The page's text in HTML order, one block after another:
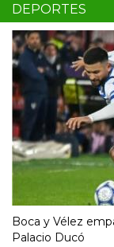
DEPORTES
Boca y Vélez
Palacio Ducó